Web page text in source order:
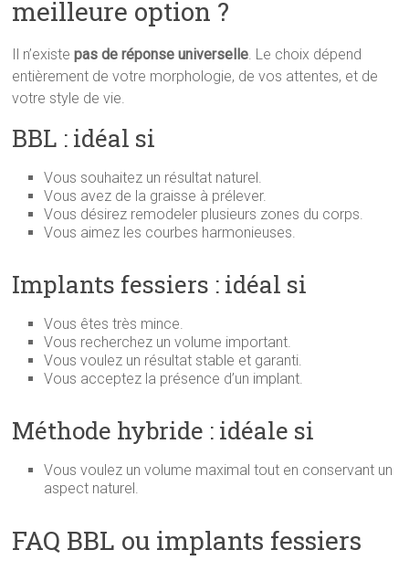
meilleure option ?
Il n’existepas de réponse universelle. Le choix dépend
entièrement de votre morphologie, de vos attentes, et de
votre style de vie.
BBL : idéal si
Vous souhaitez un résultat naturel.
Vous avez de la graisse à prélever.
Vous désirez remodeler plusieurs zones du corps.
Vous aimez les courbes harmonieuses.
Implants fessiers : idéal si
Vous êtes très mince.
Vous recherchez un volume important.
Vous voulez un résultat stable et garanti.
Vous acceptez la présence d’un implant.
Méthode hybride : idéale si
Vous voulez un volume maximal tout en conservant un
aspect naturel.
FAQ BBL ou implants fessiers